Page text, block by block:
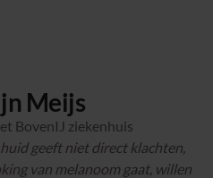
Meijs
BovenIJ ziekenhuis
geeft niet direct klachten,
van melanoom gaat, willen